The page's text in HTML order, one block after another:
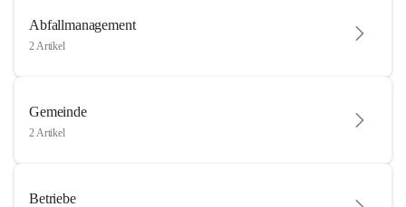
Abfallmanagement
2 Artikel
Gemeinde
2 Artikel
Betriebe